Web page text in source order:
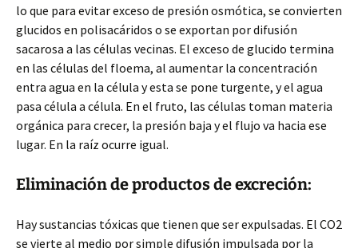
lo que para evitar exceso de presión osmótica, se convierten
glucidos en polisacáridos o se exportan por difusión
sacarosa a las células vecinas. El exceso de glucido termina
en las células del floema, al aumentar la concentración
entra agua en la célula y esta se pone turgente, y el agua
pasa célula a célula. En el fruto, las células toman materia
orgánica para crecer, la presión baja y el flujo va hacia ese
lugar. En la raíz ocurre igual.
Eliminación de productos de excreción:
Hay sustancias tóxicas que tienen que ser expulsadas. El CO2
se vierte al medio por simple difusión impulsada por la